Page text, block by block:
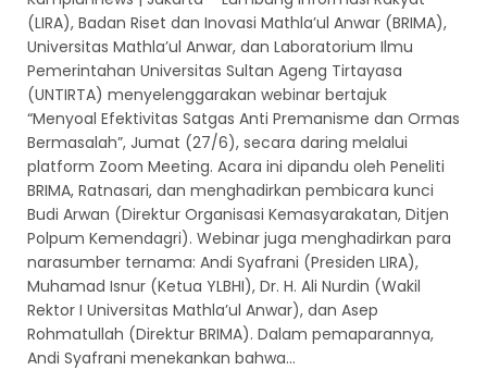
(LIRA), Badan Riset dan Inovasi Mathla’ul Anwar (BRIMA),
Universitas Mathla’ul Anwar, dan Laboratorium Ilmu
Pemerintahan Universitas Sultan Ageng Tirtayasa
(UNTIRTA) menyelenggarakan webinar bertajuk
“Menyoal Efektivitas Satgas Anti Premanisme dan Ormas
Bermasalah”, Jumat (27/6), secara daring melalui
platform Zoom Meeting. Acara ini dipandu oleh Peneliti
BRIMA, Ratnasari, dan menghadirkan pembicara kunci
Budi Arwan (Direktur Organisasi Kemasyarakatan, Ditjen
Polpum Kemendagri). Webinar juga menghadirkan para
narasumber ternama: Andi Syafrani (Presiden LIRA),
Muhamad Isnur (Ketua YLBHI), Dr. H. Ali Nurdin (Wakil
Rektor I Universitas Mathla’ul Anwar), dan Asep
Rohmatullah (Direktur BRIMA). Dalam pemaparannya,
Andi Syafrani menekankan bahwa…